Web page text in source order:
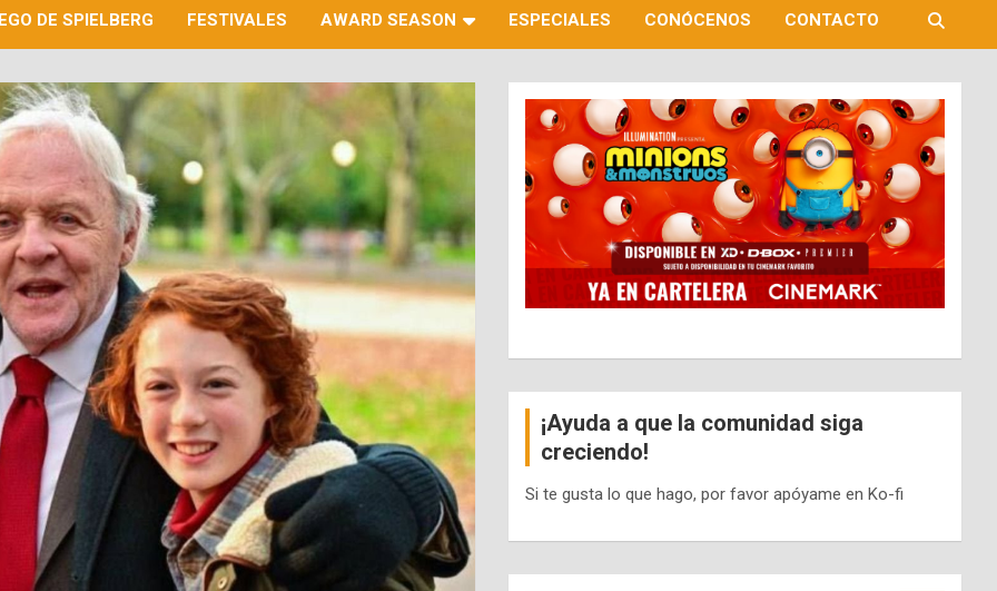
DE SPIELBERG FESTIVALES AWARD SEASON ESPECIALES CONÓCENOS CONTACTO
¡Ayuda a que la comunidad siga
creciendo!
Si te gusta lo que hago, por favor apóyame en Ko-fi